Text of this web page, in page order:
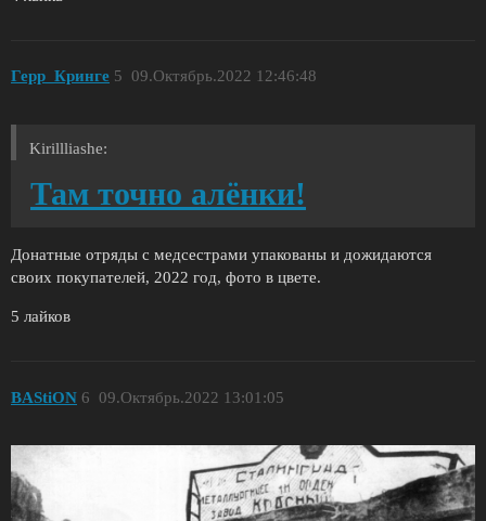
Герр_Кринге 09.Октябрь.2022 12:46:48
5
Kirillliashe:
Там точно алёнки!
Донатные отряды с медсестрами упакованы и дожидаются
своих покупателей, 2022 год, фото в цвете.
5 лайков
BAStiON 09.Октябрь.2022 13:01:05
6